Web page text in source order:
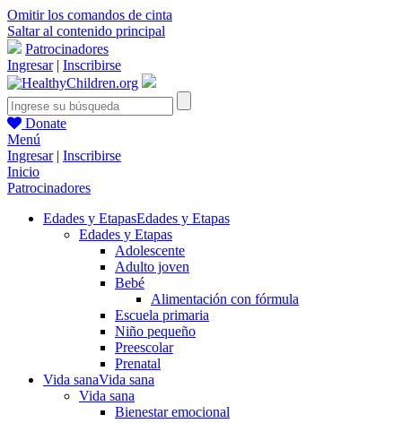
Omitir los comandos de cinta
Saltar al contenido principal
Patrocinadores
Ingresar| Inscribirse
Donate
Menú
Ingresar| Inscribirse
Inicio
Patrocinadores
Edades y EtapasEdades y Etapas
Edades y Etapas
Adolescente
Adulto joven
Bebé
Alimentación con fórmula
Escuela primaria
Niño pequeño
Preescolar
Prenatal
Vida sanaVida sana
Vida sana
Bienestar emocional